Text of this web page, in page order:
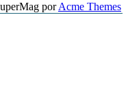
porAcme Themes